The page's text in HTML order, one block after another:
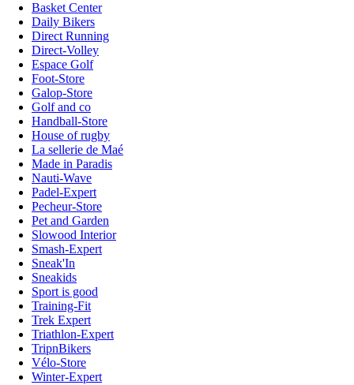
Basket Center
Daily Bikers
Direct Running
Direct-Volley
Espace Golf
Foot-Store
Galop-Store
Golf and co
Handball-Store
House of rugby
La sellerie de Maé
Made in Paradis
Nauti-Wave
Padel-Expert
Pecheur-Store
Pet and Garden
Slowood Interior
Smash-Expert
Sneak'In
Sneakids
Sport is good
Training-Fit
Trek Expert
Triathlon-Expert
TripnBikers
Vélo-Store
Winter-Expert